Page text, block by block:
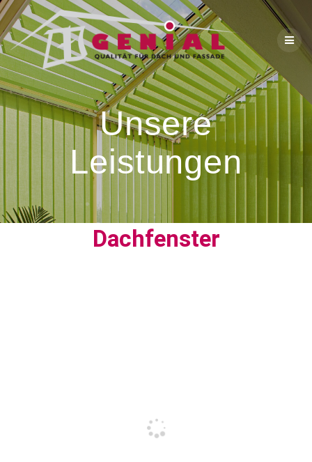
Unsere
Leistungen
Dachfenster